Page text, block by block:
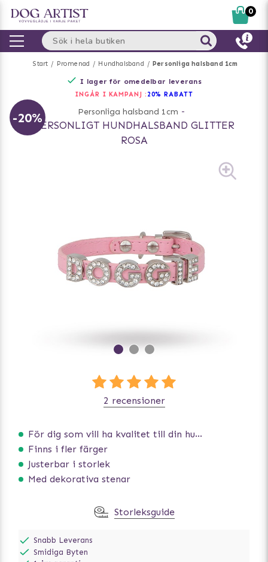
Start Promenad Hundhalsband Personliga halsband 1cm
I lager för omedelbar leverans
INGÅR I KAMPANJ : 20% RABATT
-20% Personliga halsband 1cm -
PERSONLIGT HUNDHALSBAND GLITTER
ROSA
För dig som vill ha kvalitet till din hund!
Finns i fler färger
Justerbar i storlek
Med dekorativa stenar
2 recensioner
Storleksguide
Snabb Leverans
Smidiga Byten
0